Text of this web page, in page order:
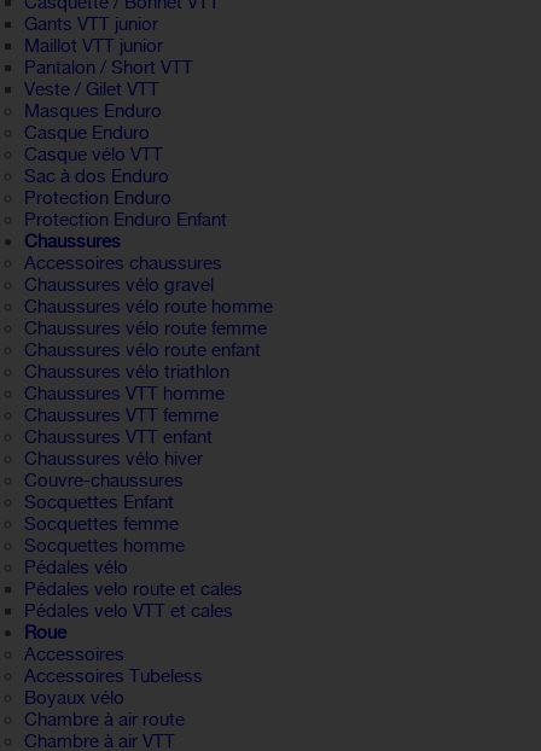
Gants VTT junior
Maillot VTT junior
Pantalon / Short VTT
Veste / Gilet VTT
Masques Enduro
Casque Enduro
Casque vélo VTT
Sac à dos Enduro
Protection Enduro
Protection Enduro Enfant
Chaussures
Accessoires chaussures
Chaussures vélo gravel
Chaussures vélo route homme
Chaussures vélo route femme
Chaussures vélo route enfant
Chaussures vélo triathlon
Chaussures VTT homme
Chaussures VTT femme
Chaussures VTT enfant
Chaussures vélo hiver
Couvre-chaussures
Socquettes Enfant
Socquettes femme
Socquettes homme
Pédales vélo
Pédales velo route et cales
Pédales velo VTT et cales
Roue
Accessoires
Accessoires Tubeless
Boyaux vélo
Chambre à air route
Chambre à air VTT